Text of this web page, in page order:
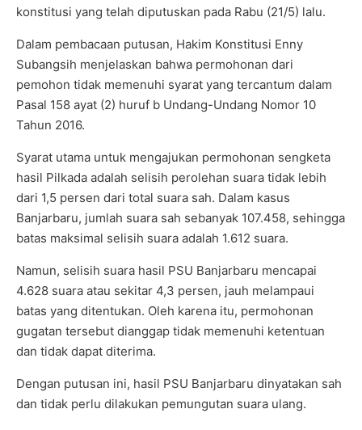
konstitusi yang telah diputuskan pada Rabu (21/5) lalu.
Dalam pembacaan putusan, Hakim Konstitusi Enny
Subangsih menjelaskan bahwa permohonan dari
pemohon tidak memenuhi syarat yang tercantum dalam
Pasal 158 ayat (2) huruf b Undang-Undang Nomor 10
Tahun 2016.
Syarat utama untuk mengajukan permohonan sengketa
hasil Pilkada adalah selisih perolehan suara tidak lebih
dari 1,5 persen dari total suara sah. Dalam kasus
Banjarbaru, jumlah suara sah sebanyak 107.458, sehingga
batas maksimal selisih suara adalah 1.612 suara.
Namun, selisih suara hasil PSU Banjarbaru mencapai
4.628 suara atau sekitar 4,3 persen, jauh melampaui
batas yang ditentukan. Oleh karena itu, permohonan
gugatan tersebut dianggap tidak memenuhi ketentuan
dan tidak dapat diterima.
Dengan putusan ini, hasil PSU Banjarbaru dinyatakan sah
dan tidak perlu dilakukan pemungutan suara ulang.